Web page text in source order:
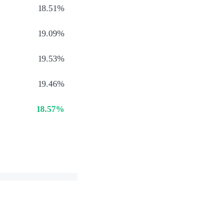
18.51%
19.09%
19.53%
19.46%
18.57%